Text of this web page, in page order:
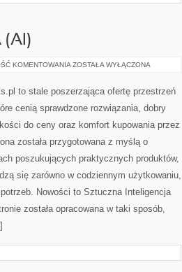
(AI)
KOMENTOWANIA SZTUCZNA
ZOSTAŁA WYŁĄCZONA
to stale poszerzająca ofertę przestrzeń
cenią sprawdzone rozwiązania, dobry
do ceny oraz komfort kupowania przez
została przygotowana z myślą o
poszukujących praktycznych produktów,
się zarówno w codziennym użytkowaniu,
Nowości to Sztuczna Inteligencja
została opracowana w taki sposób,